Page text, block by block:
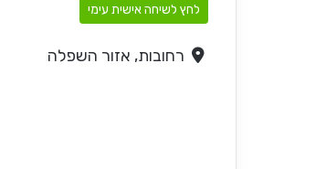
לחץ לשיחה אישית עימי
רחובות, אזור השפלה